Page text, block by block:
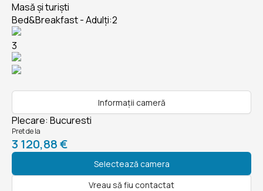
Masă și turiști
Bed&Breakfast - Adulți:2
3
Informații cameră
Plecare: Bucuresti
Pret de la
3 120,88 €
Selectează camera
Vreau să fiu contactat